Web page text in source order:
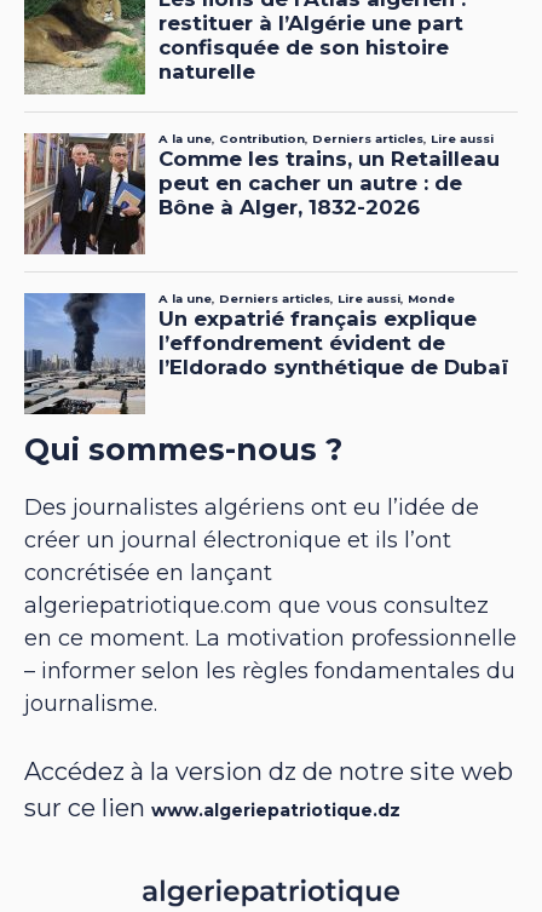
Qui sommes-nous ?
Des journalistes algériens ont eu l’idée de
créer un journal électronique et ils l’ont
concrétisée en lançant
algeriepatriotique.com que vous consultez
en ce moment. La motivation professionnelle
– informer selon les règles fondamentales du
journalisme.
Accédez à la version dz de notre site web
sur ce lien www.algeriepatriotique.dz